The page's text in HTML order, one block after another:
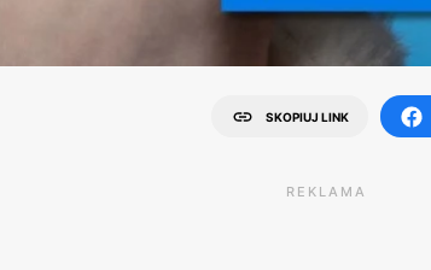
SKOPIUJ LINK
REKLAMA